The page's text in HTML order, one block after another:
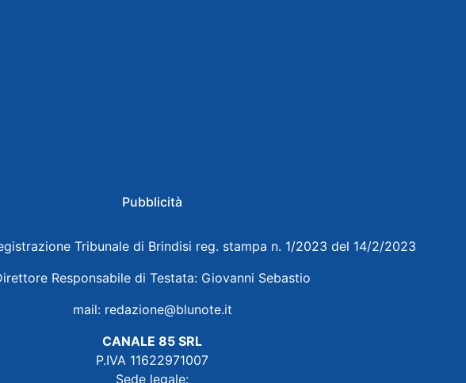
Pubblicità
Tribunale di Brindisi reg. stampa n. 1/2023 del 14/2/2023
Responsabile di Testata: Giovanni Sebastio
mail: redazione@blunote.it
CANALE 85 SRL
P.IVA 11622971007
Sede legale: